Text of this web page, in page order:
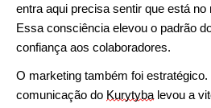
entra aqui precisa sentir que está no
Essa consciência elevou o padrão
confiança aos colaboradores.
O marketing também foi estratégico.
comunicação do Kurytyba levou a